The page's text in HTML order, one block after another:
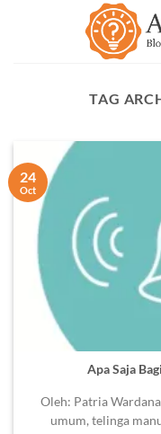
TAG
Apa Saja
Oleh: Patria
umum, telinga
24
Oct